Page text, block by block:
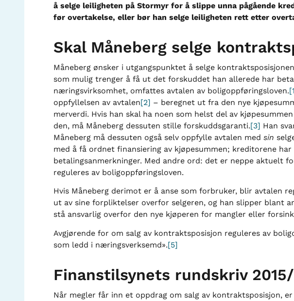
å selge leiligheten på Stormyr for å slippe unna pågående
før overtakelse, eller bør han selge leiligheten rett etter
Skal Måneberg selge
Måneberg ønsker i utgangspunktet å selge
som mulig trenger å få ut det forskuddet han allerede har
næringsvirksomhet, omfattes avtalen av boligoppføringsloven.
oppfyllelsen av avtalen[2] – beregnet ut fra den nye
merverdi. Hvis han skal ha noen som helst del av
den, må Måneberg dessuten stille forskuddsgaranti.[3] Han
Måneberg må dessuten også selv oppfylle avtalen med sin
med å få ordnet finansiering av kjøpesummen; kreditorene
betalingsanmerkninger. Med andre ord: det er neppe aktuelt
reguleres av boligoppføringsloven.
Hvis Måneberg derimot er å anse som forbruker, blir avtalen
ut av sine forpliktelser overfor selgeren, og han slipper blant
stå ansvarlig overfor den nye kjøperen for mangler eller
Avgjørende for om salg av kontraktsposisjon reguleres av
som ledd i næringsverksemd».[5]
Finanstilsynets rundskriv
Når megler får inn et oppdrag om salg av kontraktsposisjon,